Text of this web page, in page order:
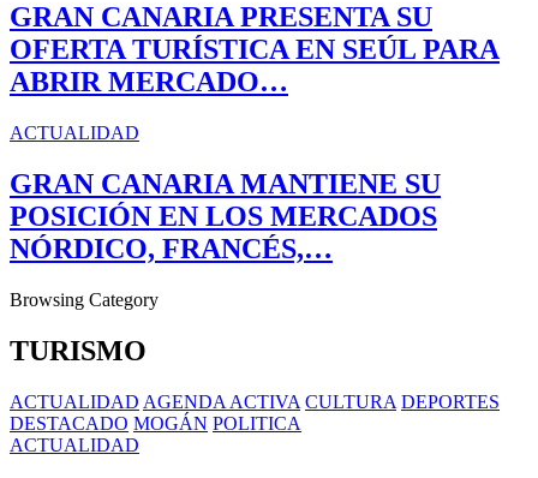
GRAN CANARIA PRESENTA SU
OFERTA TURÍSTICA EN SEÚL PARA
ABRIR MERCADO…
ACTUALIDAD
GRAN CANARIA MANTIENE SU
POSICIÓN EN LOS MERCADOS
NÓRDICO, FRANCÉS,…
Browsing Category
TURISMO
ACTUALIDAD AGENDA ACTIVA CULTURA DEPORTES
DESTACADO MOGÁN POLITICA
ACTUALIDAD